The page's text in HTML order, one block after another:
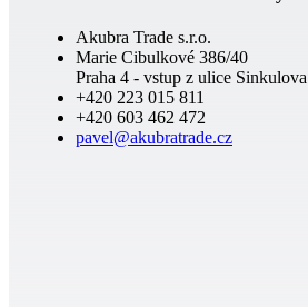
Akubra Trade s.r.o.
Marie Cibulkové 386/40
Praha 4 - vstup z ulice Sinkulova
+420 223 015 811
+420 603 462 472
pavel@akubratrade.cz